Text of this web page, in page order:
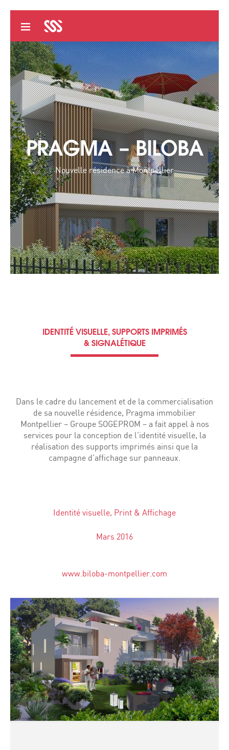
PRAGMA – BILOBA
Nouvelle résidence à Montpellier
IDENTITÉ VISUELLE, SUPPORTS IMPRIMÉS
& SIGNALÉTIQUE
Dans le cadre du lancement et de la commercialisation
de sa nouvelle résidence, Pragma immobilier
Montpellier – Groupe SOGEPROM – a fait appel à nos
services pour la conception de l’identité visuelle, la
réalisation des supports imprimés ainsi que la
campagne d’affichage sur panneaux.
Identité visuelle, Print & Affichage
Mars 2016
www.biloba-montpellier.com